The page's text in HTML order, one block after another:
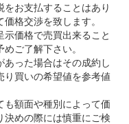
お支払することはあり
格交渉を致します。
価格で売買出来ること
ご了解下さい。
あった場合はその成約し
り買いの希望値を参考値
も額面や種別によって価
決めの際には慎重にご検